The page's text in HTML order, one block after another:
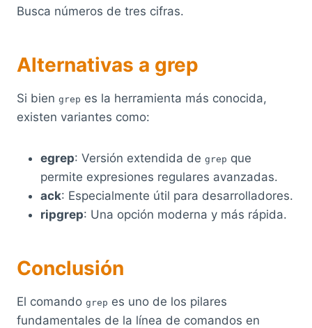
Busca números de tres cifras.
Alternativas a grep
Si bien grep es la herramienta más conocida,
existen variantes como:
egrep: Versión extendida de grep que
permite expresiones regulares avanzadas.
ack: Especialmente útil para desarrolladores.
ripgrep: Una opción moderna y más rápida.
Conclusión
El comando grep es uno de los pilares
fundamentales de la línea de comandos en